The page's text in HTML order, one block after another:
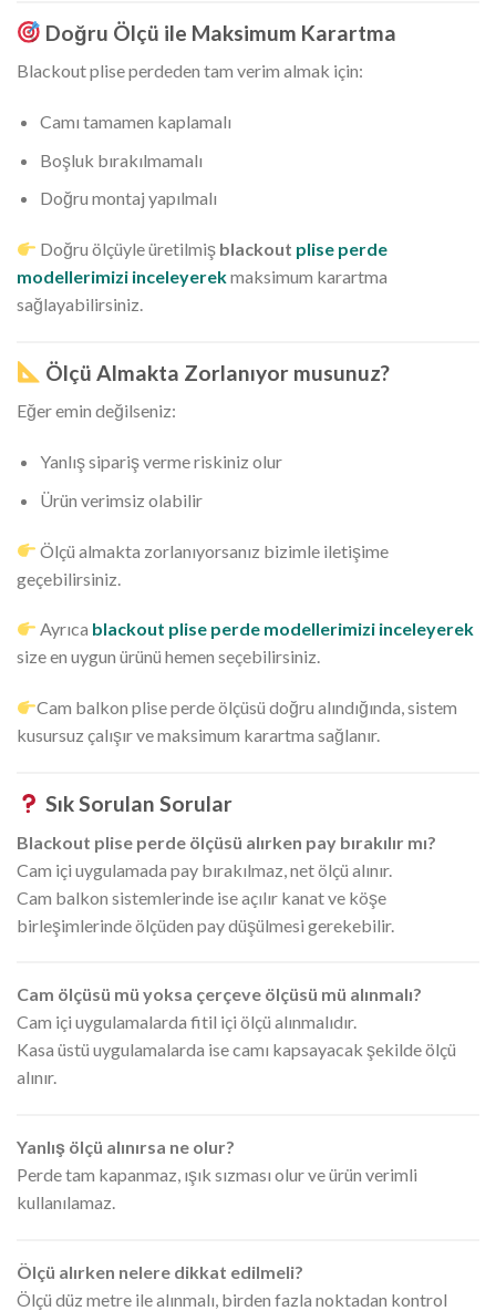
Doğru Ölçü ile Maksimum Karartma
Blackout plise perdeden tam verim almak için:
Camı tamamen kaplamalı
Boşluk bırakılmamalı
Doğru montaj yapılmalı
Doğru ölçüyle üretilmiş blackout plise perde
modellerimizi inceleyerekmaksimum karartma
sağlayabilirsiniz.
Ölçü Almakta Zorlanıyor musunuz?
Eğer emin değilseniz:
Yanlış sipariş verme riskiniz olur
Ürün verimsiz olabilir
Ölçü almakta zorlanıyorsanız bizimle iletişime
geçebilirsiniz.
Ayrıca blackout plise perde modellerimizi inceleyerek
size en uygun ürünü hemen seçebilirsiniz.
Cam balkon plise perde ölçüsü doğru alındığında, sistem
kusursuz çalışır ve maksimum karartma sağlanır.
Sık Sorulan Sorular
Blackout plise perde ölçüsü alırken pay bırakılır mı?
Cam içi uygulamada pay bırakılmaz, net ölçü alınır.
Cam balkon sistemlerinde ise açılır kanat ve köşe
birleşimlerinde ölçüden pay düşülmesi gerekebilir.
Cam ölçüsü mü yoksa çerçeve ölçüsü mü alınmalı?
Cam içi uygulamalarda fitil içi ölçü alınmalıdır.
Kasa üstü uygulamalarda ise camı kapsayacak şekilde ölçü
alınır.
Yanlış ölçü alınırsa ne olur?
Perde tam kapanmaz, ışık sızması olur ve ürün verimli
kullanılamaz.
Ölçü alırken nelere dikkat edilmeli?
Ölçü düz metre ile alınmalı, birden fazla noktadan kontrol